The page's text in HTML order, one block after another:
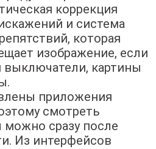
коррекция
и система
которая
изображение, если
выключатели, картины
приложения
смотреть
сразу после
Из интерфейсов